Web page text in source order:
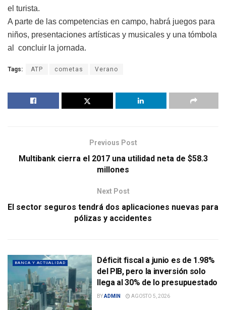
el turista.
A parte de las competencias en campo, habrá juegos para
niños, presentaciones artísticas y musicales y una tómbola
al concluir la jornada.
Tags: ATP cometas Verano
Previous Post
Multibank cierra el 2017 una utilidad neta de $58.3
millones
Next Post
El sector seguros tendrá dos aplicaciones nuevas para
pólizas y accidentes
BANCA Y ACTUALIDAD
Déficit fiscal a junio es de 1.98%
del PIB, pero la inversión solo
llega al 30% de lo presupuestado
BYADMIN AGOSTO 5, 2026